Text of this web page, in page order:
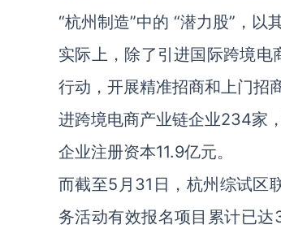
“杭州制造”中的 “潜力股”，以
实际上，除了引进国际跨境电
行动，开展精准招商和上门招
进跨境电商产业链企业234家
企业注册资本11.9亿元。
而截至5月31日，杭州综试区
务活动有效报名项目累计已达